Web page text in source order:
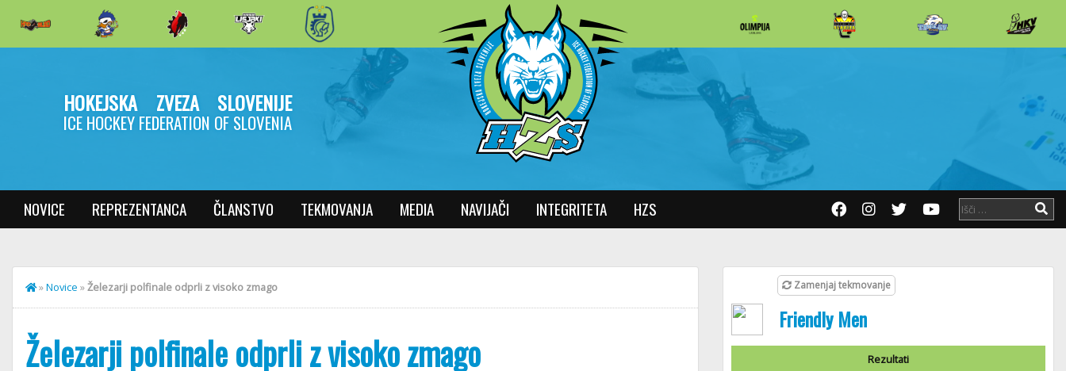
HOKEJSKA ZVEZA SLOVENIJE
ICE HOCKEY FEDERATION OF SLOVENIA
NOVICE REPREZENTANCA ČLANSTVO TEKMOVANJA MEDIA NAVIJAČI INTEGRITETA HZS
»Novice »Železarji polfinale odprli z visoko zmago
Železarji polfinale odprli z visoko zmago
Zamenjaj tekmovanje
Friendly Men
Rezultati